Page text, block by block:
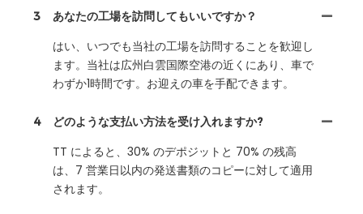
3 あなたの工場を訪問してもいいですか？
はい、いつでも当社の工場を訪問することを歓迎し
ます。当社は広州白雲国際空港の近くにあり、車で
わずか1時間です。お迎えの車を手配できます。
4 どのような支払い方法を受け入れますか?
TT によると、30% のデポジットと 70% の残高
は、7 営業日以内の発送書類のコピーに対して適用
されます。